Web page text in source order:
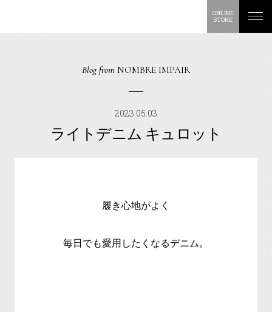
ONLINE
STORE
Blog from NOMBRE IMPAIR
2023.05.03
ライトデニム キュロット
履き心地がよく
毎日でも愛用したくなるデニム。